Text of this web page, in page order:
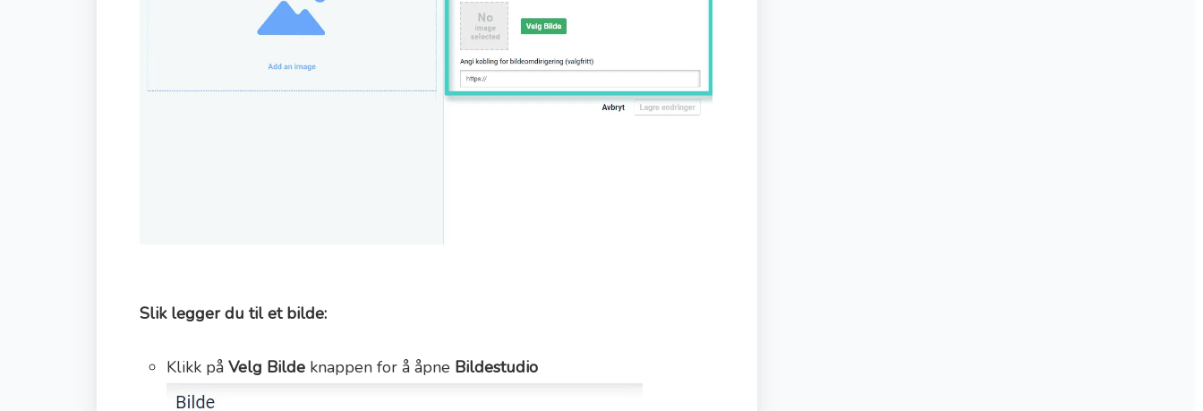
Slik legger du til et bilde:
Klikk på Velg Bildeknappen for å åpne Bildestudio